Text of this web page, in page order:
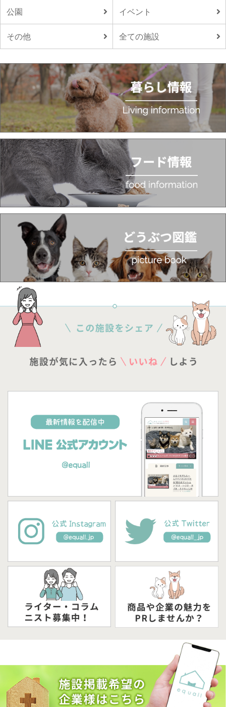
公園 イベント
その他 全ての施設